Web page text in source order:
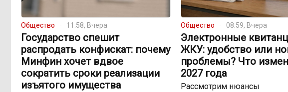
Общество 11:58, Вчера
Государство спешит
распродать конфискат: почему
Минфин хочет вдвое
сократить сроки реализации
изъятого имущества
Общество 08:59, Вчера
Электронные
ЖКУ: удобство или
проблемы? Что
2027 года
Рассмотрим нюансы